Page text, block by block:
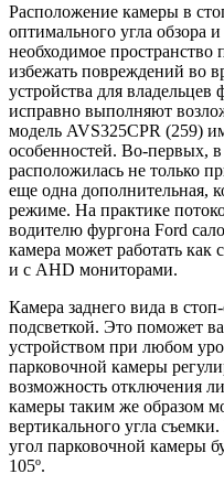
Расположение камеры в
оптимального угла обзора
необходимое пространство
избежать повреждений во
устройства для
исправно выполняют
модель AVS325CPR (259)
особенностей. Во-первых, в
расположилась не только
еще одна дополнительная,
режиме. На практике
водителю фургона Ford
камера может работать
и с AHD мониторами.
Камера заднего вида в
подсветкой. Это поможет
устройством при любом
парковочной камеры
возможность отключения
камеры таким же образом
вертикального угла
угол парковочной камеры
105º.